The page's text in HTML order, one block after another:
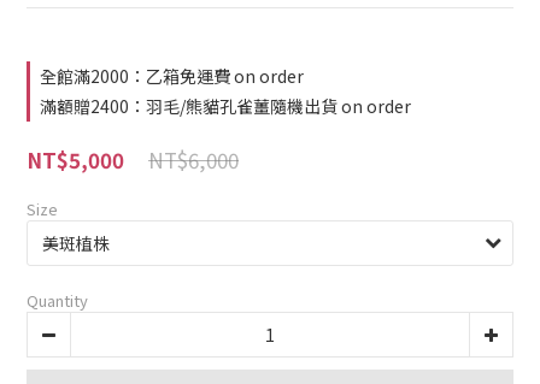
全館滿2000：乙箱免運費 on order
滿額贈2400：羽毛/熊貓孔雀薑隨機出貨 on order
NT$6,000
NT$5,000
Size
Quantity